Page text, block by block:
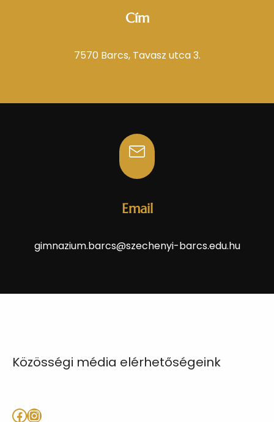
Cím
7570 Barcs, Tavasz utca 3.
Email
gimnazium.barcs@szechenyi-barcs.edu.hu
Közösségi média elérhetőségeink
Facebook Instagram